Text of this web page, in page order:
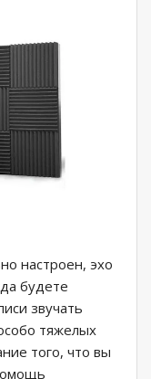
настроен, эхо
будете
звучать
тяжелых
того, что вы